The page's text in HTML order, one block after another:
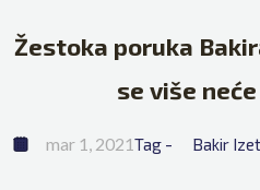
Žestoka poruka
se više
mar 1, 2021Tag - Bakir